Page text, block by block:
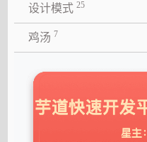
设计模式 25
鸡汤 7